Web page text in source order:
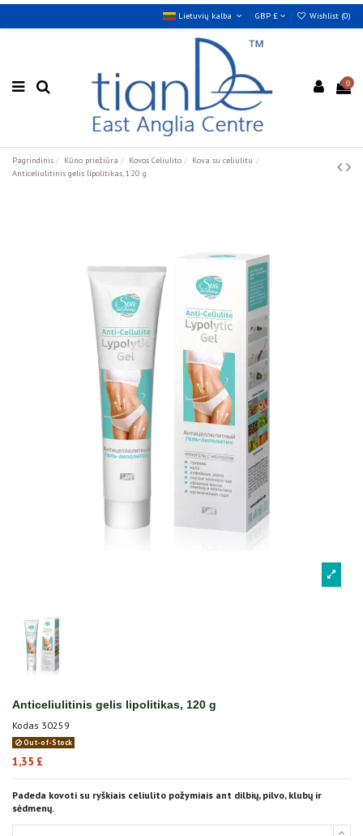
Lietuvių kalba GBP £ Wishlist (0)
0
Pagrindinis Kūno priežiūra Kovos Celiulito
Kova su celiulitu
Anticeliulitinis gelis lipolitikas, 120 g
Anticeliulitinis gelis lipolitikas, 120 g
Kodas 30259
Out-of-Stock
1,35 £
Padeda kovoti su ryškiais celiulito požymiais ant dilbių, pilvo, klubų ir
sėdmenų.